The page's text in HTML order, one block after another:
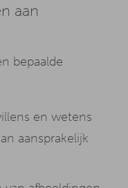
aan
bepaalde
en wetens
aansprakelijk